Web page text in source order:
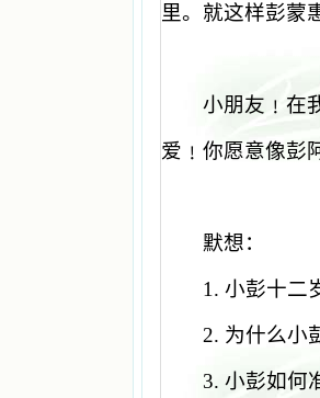
里。就这样彭蒙
小朋友﹗在
爱﹗你愿意像彭
默想：
1. 小彭十二
2. 为什么小
3. 小彭如何